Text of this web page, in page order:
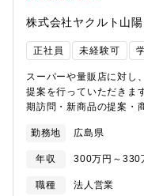
ヤクルトグループの理念
固な事業基盤を構築。地
的な知名度を誇る「ヤク
ネットワークです。長年
基盤に、一般家庭だけで
幅広い顧客基盤を有して
と、地域の健康づくりに
株式会社ヤクルト山陽
正社員 未経験可
スーパーや量販店に対し
提案を行っていただきま
期訪問・新商品の提案・
談・販促施策の企画、実
案※既存顧客へのルート
への営業が中心のため、
す。・自分が提案した売
勤務地 広島県
年収 300万円～330
職種
法人営業